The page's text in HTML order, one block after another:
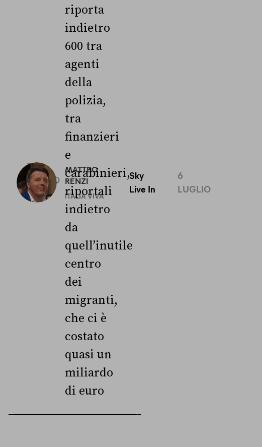
30
LUGLIO
MATTEO
RENZI
ITALIA VIVA
riporta
indietro
600 tra
agenti
della
polizia,
tra
finanzieri
e
carabinieri,
riportali
indietro
da
quell’inutile
centro
dei
migranti,
che ci è
costato
quasi un
miliardo
di euro
Sky
Live In
6
LUGLIO